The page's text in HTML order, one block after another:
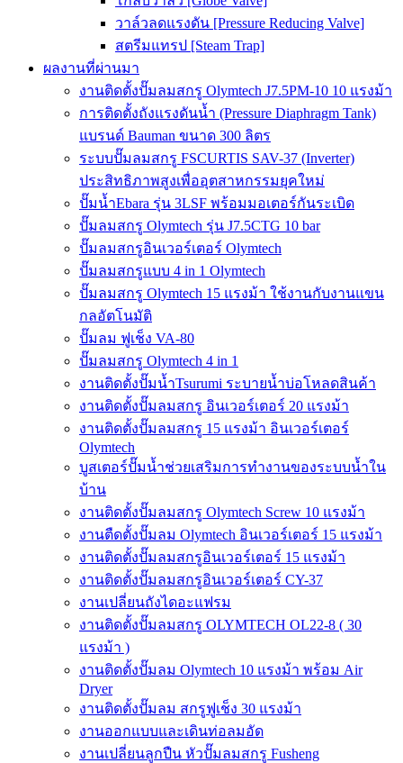
วาล์วลดแรงดัน [Pressure Reducing Valve]
สตรีมแทรป [Steam Trap]
ผลงานที่ผ่านมา
งานติดตั้งปั๊มลมสกรู Olymtech J7.5PM-10 10 แรงม้า
การติดตั้งถังแรงดันน้ำ (Pressure Diaphragm Tank)
แบรนด์ Bauman ขนาด 300 ลิตร
ระบบปั๊มลมสกรู FSCURTIS SAV-37 (Inverter)
ประสิทธิภาพสูงเพื่ออุตสาหกรรมยุคใหม่
ปั๊มน้ำEbara รุ่น 3LSF พร้อมมอเตอร์กันระเบิด
ปั๊มลมสกรู Olymtech รุ่น J7.5CTG 10 bar
ปั๊มลมสกรูอินเวอร์เตอร์ Olymtech
ปั๊มลมสกรูแบบ 4 in 1 Olymtech
ปั๊มลมสกรู Olymtech 15 แรงม้า ใช้งานกับงานแขน
กลอัตโนมัติ
ปั๊มลม ฟูเช็ง VA-80
ปั๊มลมสกรู Olymtech 4 in 1
งานติดตั้งปั๊มน้ำTsurumi ระบายน้ำบ่อโหลดสินค้า
งานติดตั้งปั๊มลมสกรู อินเวอร์เตอร์ 20 แรงม้า
งานติดตั้งปั๊มลมสกรู 15 แรงม้า อินเวอร์เตอร์
Olymtech
บูสเตอร์ปั๊มน้ำช่วยเสริมการทำงานของระบบน้ำใน
บ้าน
งานติดตั้งปั๊มลมสกรู Olymtech Screw 10 แรงม้า
งานตืดตั้งปั๊มลม Olymtech อินเวอร์เตอร์ 15 แรงม้า
งานติดตั้งปั๊มลมสกรูอินเวอร์เตอร์ 15 แรงม้า
งานติดตั้งปั๊มลมสกรูอินเวอร์เตอร์ CY-37
งานเปลี่ยนถังไดอะแฟรม
งานติดตั้งปั๊มลมสกรู OLYMTECH OL22-8 ( 30
แรงม้า )
งานติดตั้งปั๊มลม Olymtech 10 แรงม้า พร้อม Air
Dryer
งานติดตั้งปั๊มลม สกรูฟูเช็ง 30 แรงม้า
งานออกแบบและเดินท่อลมอัด
งานเปลี่ยนลูกปืน หัวปั๊มลมสกรู Fusheng